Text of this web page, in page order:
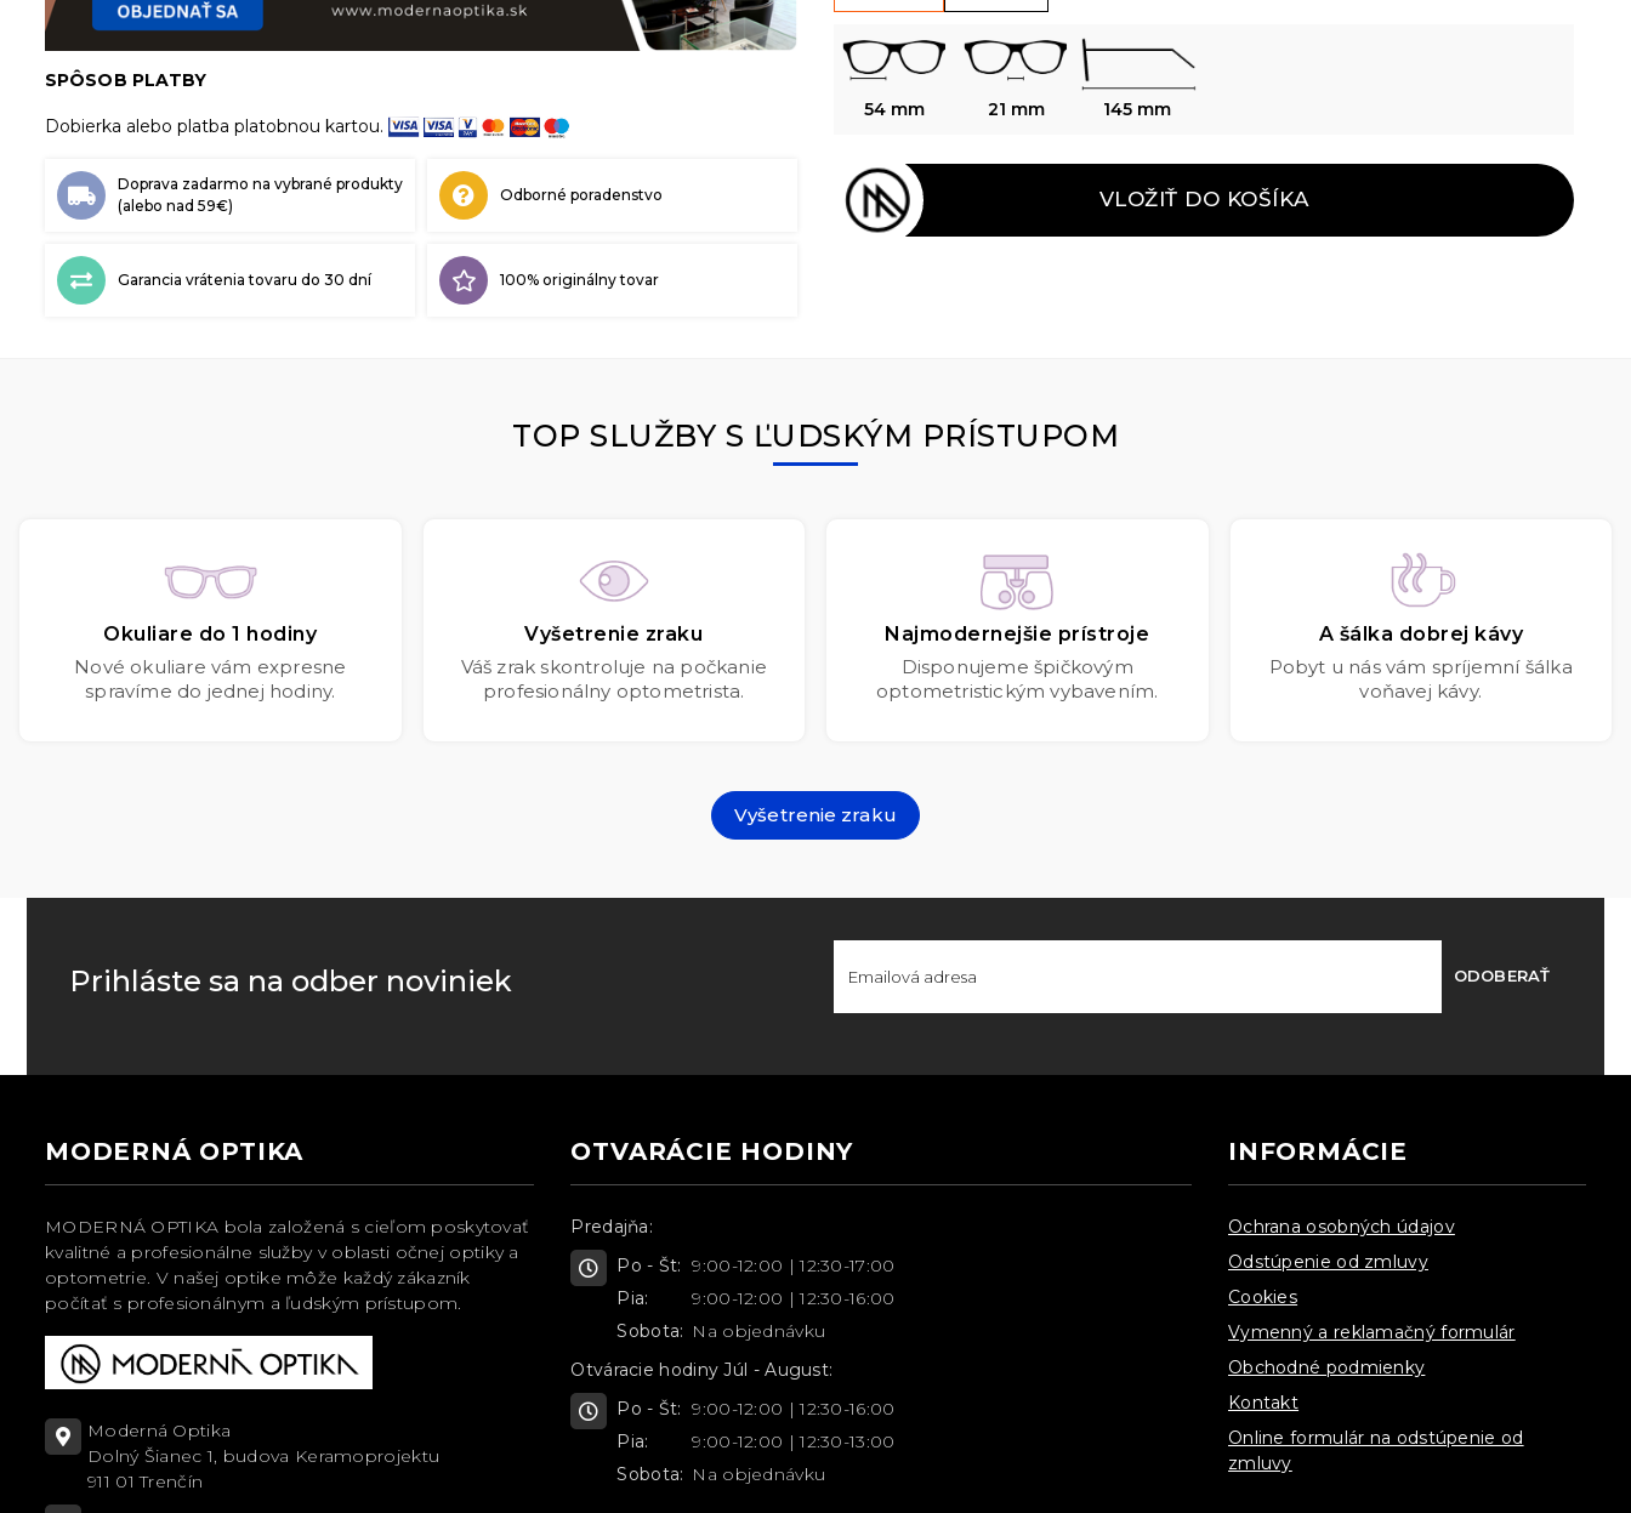
SPÔSOB PLATBY
Dobierka alebo platba platobnou kartou.
Doprava zadarmo na vybrané produkty
(alebo nad 59€)
Odborné poradenstvo
Garancia vrátenia tovaru do 30 dní 100% originálny tovar
54 mm 21 mm 145 mm
VLOŽIŤ DO KOŠÍKA
TOP SLUŽBY S ĽUDSKÝM PRÍSTUPOM
Okuliare do 1 hodiny
Nové okuliare vám expresne
spravíme do jednej hodiny.
Vyšetrenie zraku
Váš zrak skontroluje na počkanie
profesionálny optometrista.
Najmodernejšie prístroje
Disponujeme špičkovým
optometristickým vybavením.
A šálka dobrej kávy
Pobyt u nás vám spríjemní šálka
voňavej kávy.
Vyšetrenie zraku
Prihláste sa na odber noviniek ODOBERAŤ
MODERNÁ OPTIKA
MODERNÁ OPTIKA bola založená s cieľom poskytovať
kvalitné a profesionálne služby v oblasti očnej optiky a
optometrie. V našej optike môže každý zákazník
počítať s profesionálnym a ľudským prístupom.
Moderná Optika
Dolný Šianec 1, budova Keramoprojektu
911 01 Trenčín
OTVARÁCIE HODINY
Predajňa:
Po - Št: 9:00-12:00 | 12:30-17:00
Pia:
9:00-12:00 | 12:30-16:00
Sobota: Na objednávku
Otváracie hodiny Júl - August:
Po - Št: 9:00-12:00 | 12:30-16:00
Pia:
9:00-12:00 | 12:30-13:00
Sobota: Na objednávku
INFORMÁCIE
Ochrana osobných údajov
Odstúpenie od zmluvy
Cookies
Vymenný a reklamačný formulár
Obchodné podmienky
Kontakt
Online formulár na odstúpenie od
zmluvy